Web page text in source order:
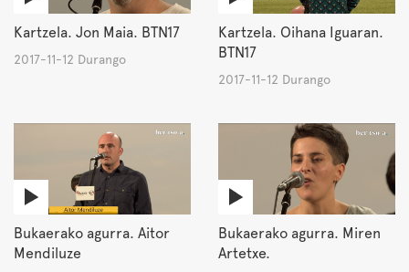
Kartzela. Jon Maia. BTN17
2017-11-12 Durango
Kartzela. Oihana Iguaran.
BTN17
2017-11-12 Durango
Bukaerako agurra. Aitor
Mendiluze
Bukaerako agurra. Miren
Artetxe.